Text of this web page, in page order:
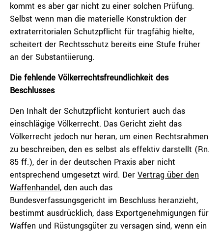
kommt es aber gar nicht zu einer solchen Prüfung.
Selbst wenn man die materielle Konstruktion der
extraterritorialen Schutzpflicht für tragfähig hielte,
scheitert der Rechtsschutz bereits eine Stufe früher
an der Substantiierung.
Die fehlende Völkerrechtsfreundlichkeit des
Beschlusses
Den Inhalt der Schutzpflicht konturiert auch das
einschlägige Völkerrecht. Das Gericht zieht das
Völkerrecht jedoch nur heran, um einen Rechtsrahmen
zu beschreiben, den es selbst als effektiv darstellt (Rn.
85 ff.), der in der deutschen Praxis aber nicht
entsprechend umgesetzt wird. Der Vertrag über den
Waffenhandel, den auch das
Bundesverfassungsgericht im Beschluss heranzieht,
bestimmt ausdrücklich, dass Exportgenehmigungen für
Waffen und Rüstungsgüter zu versagen sind, wenn ein